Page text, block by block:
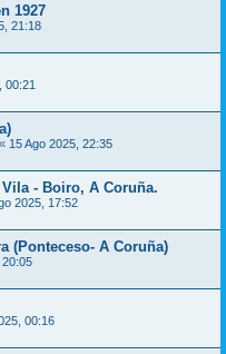
1927
21:18
00:21
« 15 Ago 2025, 22:35
- Boiro, A Coruña.
2025, 17:52
(Ponteceso- A Coruña)
00:16